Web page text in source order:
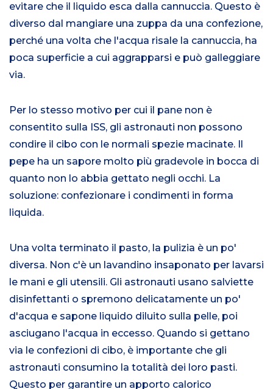
evitare che il liquido esca dalla cannuccia. Questo è
diverso dal mangiare una zuppa da una confezione,
perché una volta che l'acqua risale la cannuccia, ha
poca superficie a cui aggrapparsi e può galleggiare
via.
Per lo stesso motivo per cui il pane non è
consentito sulla ISS, gli astronauti non possono
condire il cibo con le normali spezie macinate. Il
pepe ha un sapore molto più gradevole in bocca di
quanto non lo abbia gettato negli occhi. La
soluzione: confezionare i condimenti in forma
liquida.
Una volta terminato il pasto, la pulizia è un po'
diversa. Non c'è un lavandino insaponato per lavarsi
le mani e gli utensili. Gli astronauti usano salviette
disinfettanti o spremono delicatamente un po'
d'acqua e sapone liquido diluito sulla pelle, poi
asciugano l'acqua in eccesso. Quando si gettano
via le confezioni di cibo, è importante che gli
astronauti consumino la totalità dei loro pasti.
Questo per garantire un apporto calorico